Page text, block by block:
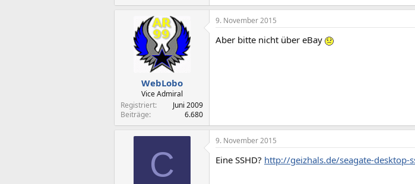
WebLobo
Vice Admiral
Registriert
Juni 2009
Beiträge
6.680
9. November 2015
Aber bitte nicht über eBay
C
9. November 2015
Eine SSHD? http://geizhals.de/seagate-